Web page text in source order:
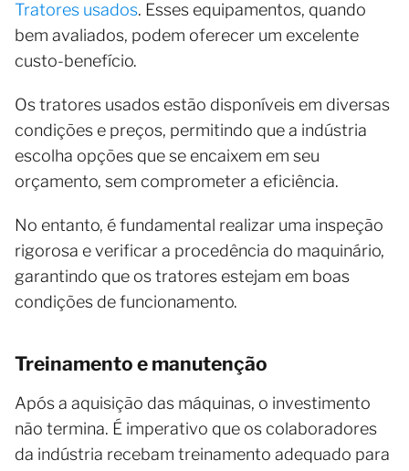
Tratores usados. Esses equipamentos, quando
bem avaliados, podem oferecer um excelente
custo-benefício.
Os tratores usados estão disponíveis em diversas
condições e preços, permitindo que a indústria
escolha opções que se encaixem em seu
orçamento, sem comprometer a eficiência.
No entanto, é fundamental realizar uma inspeção
rigorosa e verificar a procedência do maquinário,
garantindo que os tratores estejam em boas
condições de funcionamento.
Treinamento e manutenção
Após a aquisição das máquinas, o investimento
não termina. É imperativo que os colaboradores
da indústria recebam treinamento adequado para